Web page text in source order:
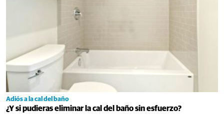
Adiós a la cal del baño
¿Y si pudieras eliminar la cal del baño sin esfuerzo?